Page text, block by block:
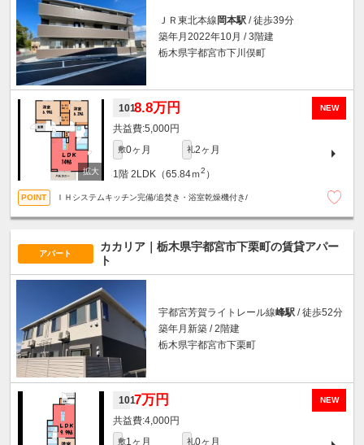
ＪＲ東北本線岡本駅 / 徒歩39分
築年月2022年10月 / 3階建
栃木県宇都宮市下川俣町
NEW
1018.8万円
5,000円
敷0ヶ月 礼2ヶ月
1階 2LDK（65.84ｍ2 ）
ＩＨシステムキッチン完備/追焚き・浴室乾燥機付き/
アパート
カカリア｜栃木県宇都宮市下栗町の賃貸アパー
ト
宇都宮芳賀ライトレール線峰駅 / 徒歩52分
築年月新築 / 2階建
栃木県宇都宮市下栗町
NEW
1017万円
4,000円
敷1ヶ月 礼0ヶ月